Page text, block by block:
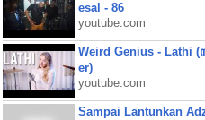
esal - 86
youtube.com
Weird Genius - Lathi
er)
youtube.com
Sampai Lantunkan